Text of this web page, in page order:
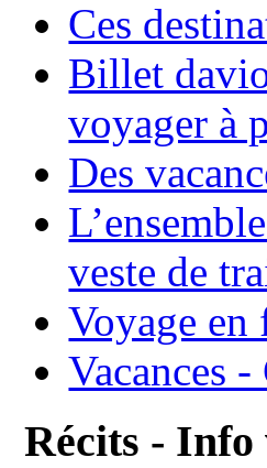
Ces
Billet
voyager à
Des
veste de
Voyage
Vacances
Récits - Info